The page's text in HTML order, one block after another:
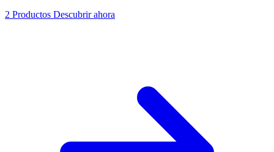
2 Productos Descubrir ahora